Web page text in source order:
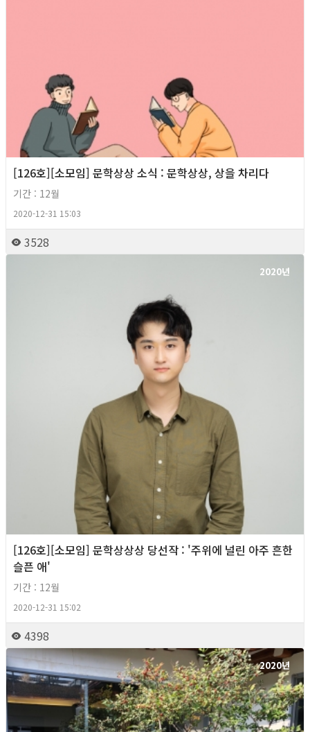
[126호][소모임] 문학상상 소식 : 문학상상, 상을 차리다
기간 : 12월
2020-12-31 15:03
3528
2020년
[126호][소모임] 문학상상상 당선작 : '주위에 널린 아주 흔한
슬픈 애'
기간 : 12월
2020-12-31 15:02
4398
2020년